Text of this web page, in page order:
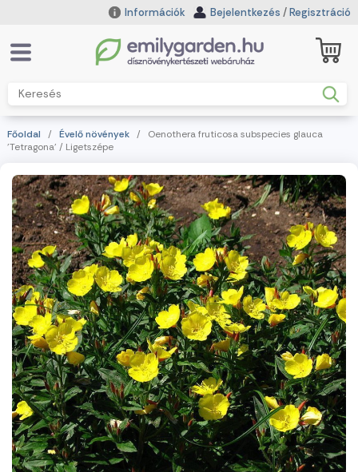
Információk Bejelentkezés /Regisztráció
Főoldal / Évelő növények / Oenothera fruticosa subspecies glauca
'Tetragona' / Ligetszépe